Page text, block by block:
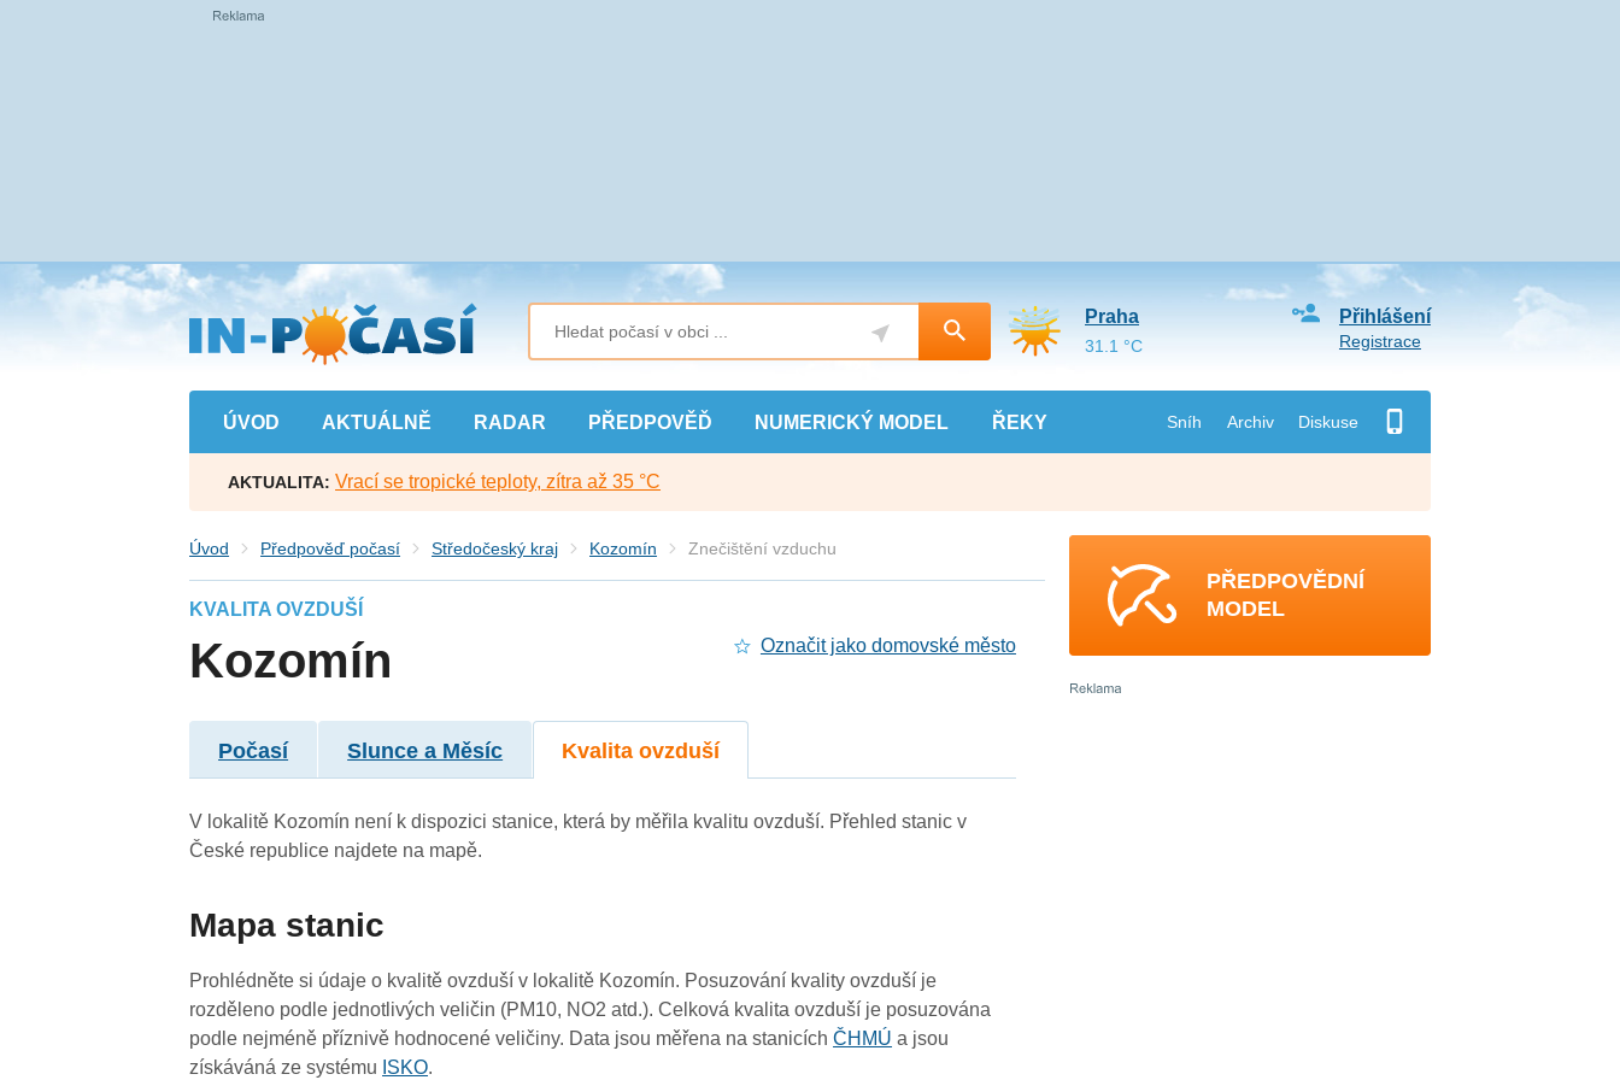
Přejít
na
hlavní
obsah
ÚVOD AKTUÁLNĚ RADAR PŘEDPOVĚĎ NUMERICKÝ MODEL ŘEKY Sníh Archiv Diskuse
Přihlášení
Registrace
Praha
31.1 °C
AKTUALITA: Vrací se tropické teploty, zítra až 35 °C
Úvod Předpověď počasí Středočeský kraj Kozomín Znečištění vzduchu
KVALITA OVZDUŠÍ
Kozomín Označit jako domovské město
Počasí Slunce a Měsíc Kvalita ovzduší
V lokalitě Kozomín není k dispozici stanice, která by měřila kvalitu ovzduší. Přehled stanic v
České republice najdete na mapě.
Mapa stanic
Prohlédněte si údaje o kvalitě ovzduší v lokalitě Kozomín. Posuzování kvality ovzduší je
rozděleno podle jednotlivých veličin (PM10, NO2 atd.). Celková kvalita ovzduší je posuzována
podle nejméně příznivě hodnocené veličiny. Data jsou měřena na stanicíchČHMÚ a jsou
získáváná ze systému ISKO.44
4
4
4
4
PŘEDPOVĚDNÍ
MODEL